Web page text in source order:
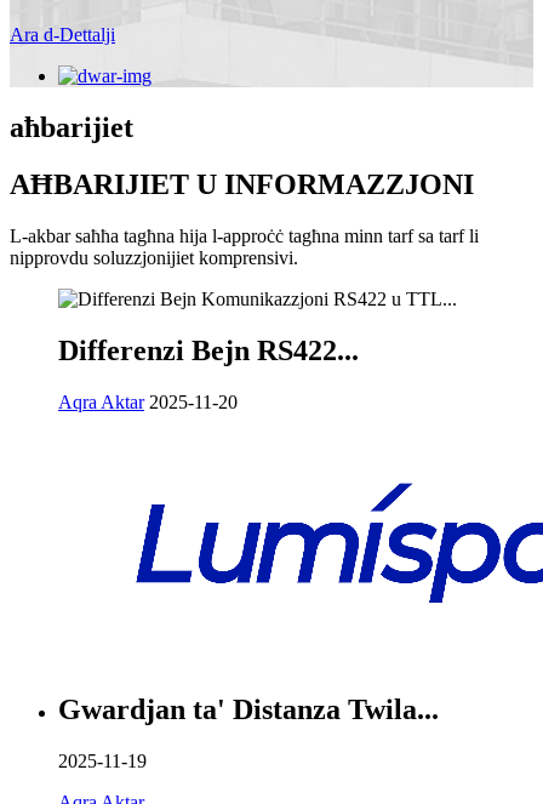
Ara d-Dettalji
aħbarijiet
AĦBARIJIET U INFORMAZZJONI
L-akbar saħħa tagħna hija l-approċċ tagħna minn tarf sa tarf li
nipprovdu soluzzjonijiet komprensivi.
Differenzi Bejn RS422...
Aqra Aktar 2025-11-20
Gwardjan ta' Distanza Twila...
2025-11-19